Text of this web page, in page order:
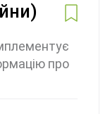
про